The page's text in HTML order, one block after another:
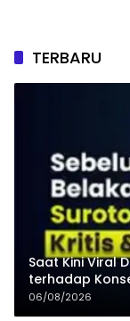
TERBARU
Saat Kini Viral
terhadap
06/08/2026